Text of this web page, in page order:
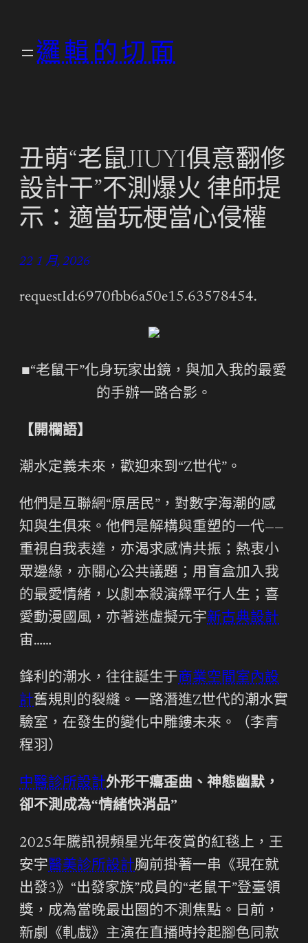
邏輯的切面
丑萌“老鼠JIUYI俱意翻修
設計干”不測爆火 律師提
示：適當玩梗當心侵權
22 1 月, 2026
requestId:6970fbb6a50e15.63578454.
■“老鼠干”化身玩家出鏡，與加入我的最愛
的手辦一路合影。
【開欄語】
潮水定義未來，歡迎來到“Z世代”。
他們是互聯網“原居民”，對數字海潮的感
知與生俱來。他們是解構與重塑的一代——
重視自我表達，亦渴求感情共振；熱衷小
眾邊緣，亦關心公共議題；用盲盒加入我
的最愛情緒，以劇本殺演繹平行人生；喜
愛動漫國風，亦著迷虛擬元宇新古典設計
宙……
鋒利的潮水，往往誕生于商業空間室內設
計舊規則的裂縫。一路潛進Z世代的潮水實
驗室，在發生的變化中雕鏤未來。（李青
程羽）
中醫診所設計外形干癟歪曲、神態幽默，
卻不測成為“情緒快消品”
2025年騰訊視頻星光年夜賞的紅毯上，王
安宇醫美診所設計胸前掛著一串《現在就
出發3》“出發家族”成員的“老鼠干”登臺領
獎，成為當晚最出圈的不測焦點。日前，
新劇《軋戲》主演在直播時拎起腳色同款